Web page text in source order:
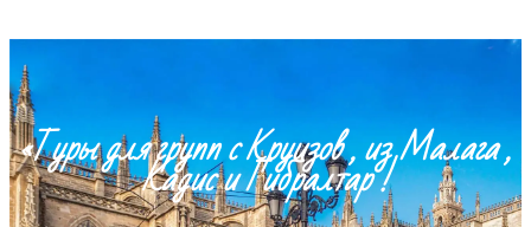
«Туры для групп с Круизов , из Малага ,
Кадис и Гибралтар !